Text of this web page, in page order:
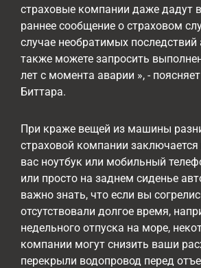
страховые компании даже дадут
раннее сообщение о страховом
случае необратимых
также можете запросить
лет с момента аварии », -
Биттара.
При краже вещей из машины
страховой компании
вас ноутбук или мобильный
или просто на заднем сиденье
важно знать, что если вы
отсутствовали долгое время,
недельного отпуска на море,
компании могут снизить ваши
перекрыли водопровод перед